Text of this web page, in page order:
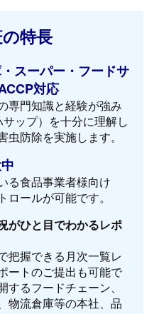
特長
スーパー・フードサ
対応
専門知識と経験が強み
ップ）を十分に理解し
防除を実施します。
る食品事業者様向け
ールが可能です。
がひと目でわかるレポ
把握できる月次一覧レ
ートのご提出も可能で
るフードチェーン、
物流倉庫等の本社、品